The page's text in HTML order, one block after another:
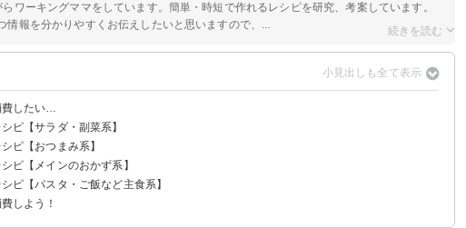
ワーキングママをしています。簡単・時短で作れるレシピを研究、考案しています。
情報を分かりやすくお伝えしたいと思いますので、...
費したい…
ピ【サラダ・副菜系】
ラダ
サラダ
チーズ焼き
バネバあえ
ピ【おつまみ系】
めピ【メインのおかず系】
ピ【パスタ・ご飯など主食系】
しよう！